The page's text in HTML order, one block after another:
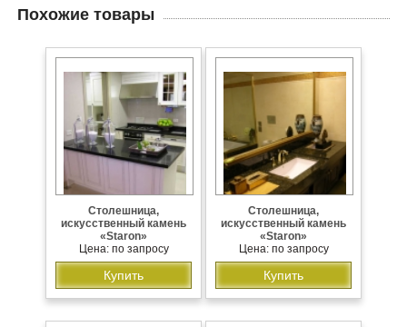
Похожие товары
Столешница,
искусственный камень
«Staron»
Цена: по запросу
Купить
Столешница,
искусственный камень
«Staron»
Цена: по запросу
Купить